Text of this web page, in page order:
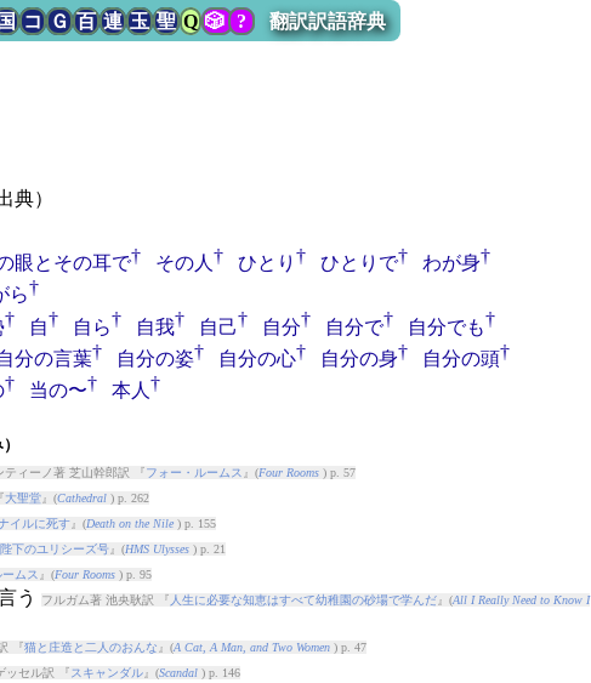
コ Ｇ 百 連 玉 聖 Q 🎲? 翻訳訳語辞典
典）
眼とその耳で† その人 † ひとり † ひとりで† わが身†
ら†
† 自† 自ら† 自我† 自己† 自分† 自分で† 自分でも†
分の言葉† 自分の姿† 自分の心† 自分の身† 自分の頭†
† 当の〜† 本人 †
ティーノ著 芝山幹郎訳 『 フォー・ルームス 』(Four Rooms) p. 57
大聖堂』(Cathedral) p. 262
イルに死す』(Death on the Nile) p. 155
下のユリシーズ号』(HMS Ulysses) p. 21
ムス 』(Four Rooms) p. 95
う フルガム著 池央耿訳 『 人生に必要な知恵はすべて幼稚園の砂場で学んだ』(All I Really Need to Know I
『猫と庄造と二人のおんな 』(A Cat, A Man, and Two Women) p. 47
ッセル訳 『 スキャンダル』(Scandal) p. 146